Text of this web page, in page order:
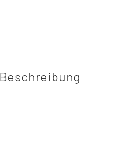
Beschreibung